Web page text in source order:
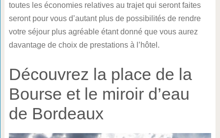
toutes les économies relatives au trajet qui seront faites
seront pour vous d’autant plus de possibilités de rendre
votre séjour plus agréable étant donné que vous aurez
davantage de choix de prestations à l’hôtel.
Découvrez la place de la
Bourse et le miroir d’eau
de Bordeaux